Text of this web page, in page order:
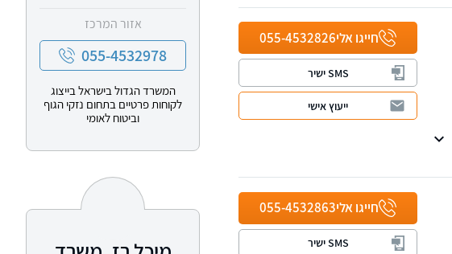
חייגו אלי055-4532826
SMS ישיר
ייעוץ אישי
חייגו אלי055-4532863
SMS ישיר
אזור המרכז
055-4532978
המשרד הגדול בישראל בייצוג
לקוחות פרטיים בתחום נזקי הגוף
וביטוח לאומי